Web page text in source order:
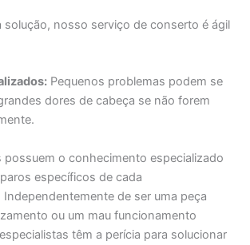
solução, nosso serviço de conserto é ágil
Pequenos problemas podem se
dores de cabeça se não forem
o conhecimento especializado
específicos de cada
de ser uma peça
ou um mau funcionamento
têm a perícia para solucionar